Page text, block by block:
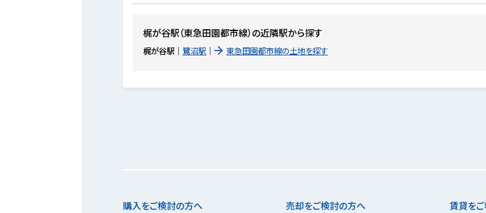
梶が谷駅（東急田園都市線）の近隣駅から探す
梶が谷駅 鷺沼駅 東急田園都市線の土地を探す
購入をご検討の方へ 売却をご検討の方へ 賃貸を